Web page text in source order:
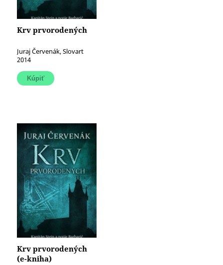
Krv prvorodených
Juraj Červenák, Slovart
2014
Krv prvorodených
(e-kniha)